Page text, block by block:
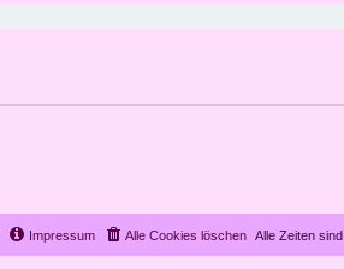
Alle Zeiten sind
Alle Cookies löschen
Impressum